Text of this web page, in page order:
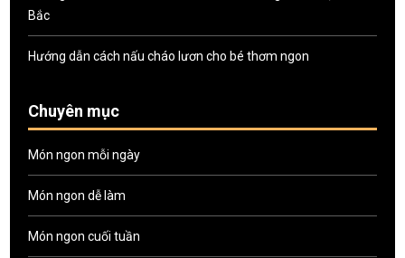
Bắc
Hướng dẫn cách nấu cháo lươn cho bé thơm ngon
Chuyên mục
Món ngon mỗi ngày
Món ngon dễ làm
Món ngon cuối tuần